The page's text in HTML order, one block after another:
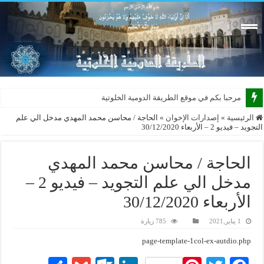
مرحبا بكم في موقع الطريقة الدومية الخلوتية بشكله ا
الرئيسية » إصدارات الإخوان » الحاجة / محاسن محمد المهدي مدخل الي علم
التجويد – فيديو 2 – الأربعاء 30/12/2020
الحاجة / محاسن محمد المهدي
مدخل الي علم التجويد – فيديو 2 –
الأربعاء 30/12/2020
1 يناير,2021 785 زيارة
page-template-1col-ex-autdio.php